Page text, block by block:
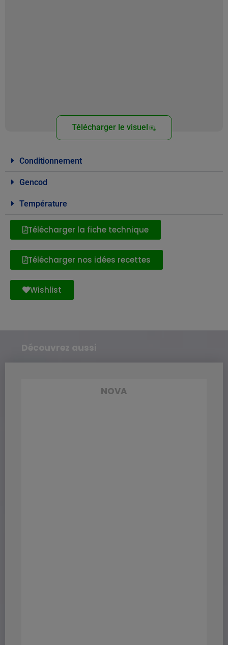
Télécharger le visuel
Conditionnement
Gencod
Température
Télécharger la fiche technique
Télécharger nos idées recettes
Wishlist
Découvrez aussi
NOVA